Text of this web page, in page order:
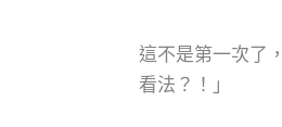
這不是第一次了
看法？！」